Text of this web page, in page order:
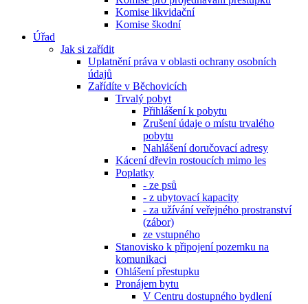
Komise likvidační
Komise škodní
Úřad
Jak si zařídit
Uplatnění práva v oblasti ochrany osobních
údajů
Zařídíte v Běchovicích
Trvalý pobyt
Přihlášení k pobytu
Zrušení údaje o místu trvalého
pobytu
Nahlášení doručovací adresy
Kácení dřevin rostoucích mimo les
Poplatky
- ze psů
- z ubytovací kapacity
- za užívání veřejného prostranství
(zábor)
ze vstupného
Stanovisko k připojení pozemku na
komunikaci
Ohlášení přestupku
Pronájem bytu
V Centru dostupného bydlení